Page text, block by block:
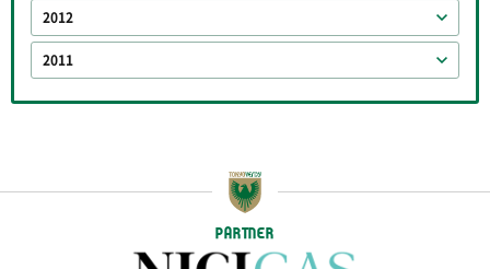
2012
2011
PARTNER